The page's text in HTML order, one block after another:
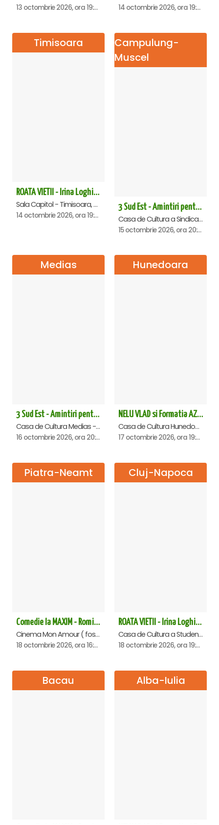
13 octombrie 2026, ora 19:00 14 octombrie 2026, ora 19:00
Timisoara
ROATA VIETII - Irina Loghin și Maria Dragomiroiu - Timisoara
Sala Capitol - Timisoara, Timisoara
14 octombrie 2026, ora 19:00
Campulung-
Muscel
3 Sud Est - Amintiri pentru o viata - Campulung Muscel
Casa de Cultura a Sindicatelor Campulung Muscel, Campulung-Muscel
15 octombrie 2026, ora 20:00
Medias
3 Sud Est - Amintiri pentru o viata - Medias
Casa de Cultura Medias - Sala Traube, Medias
16 octombrie 2026, ora 20:00
Hunedoara
NELU VLAD si Formatia AZUR - Turneu Aniversar 50 de ani - Hunedoara
Casa de Cultura Hunedoara - Centrul Cultural Corviniana , Hunedoara
17 octombrie 2026, ora 19:30
Piatra-Neamt
Comedie la MAXIM - Romica Tociu si Cornel Palade - Piatra Neamt
Cinema Mon Amour ( fost Dacia ), Piatra-Neamt
18 octombrie 2026, ora 16:00
Cluj-Napoca
ROATA VIETII - Irina Loghin și Maria Dragomiroiu - Cluj Napoca
Casa de Cultura a Studentilor Dumitru Farcas, Cluj-Napoca
18 octombrie 2026, ora 19:00
Bacau Alba-Iulia